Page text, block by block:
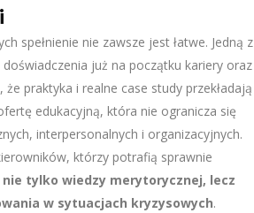
spełnienie nie zawsze jest łatwe. Jedną z
już na początku kariery oraz
praktyka i realne case study przekładają
edukacyjną, która nie ogranicza się
interpersonalnych i organizacyjnych.
którzy potrafią sprawnie
tylko wiedzy merytorycznej, lecz
w sytuacjach kryzysowych.